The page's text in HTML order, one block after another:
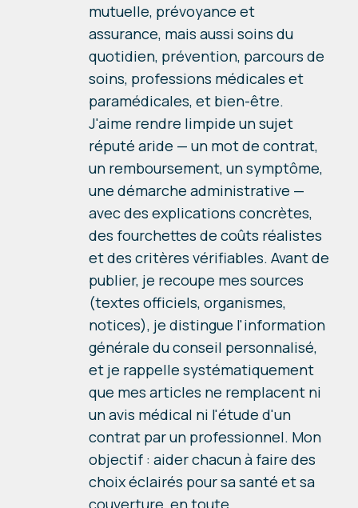
mutuelle, prévoyance et
assurance, mais aussi soins du
quotidien, prévention, parcours de
soins, professions médicales et
paramédicales, et bien-être.
J'aime rendre limpide un sujet
réputé aride — un mot de contrat,
un remboursement, un symptôme,
une démarche administrative —
avec des explications concrètes,
des fourchettes de coûts réalistes
et des critères vérifiables. Avant de
publier, je recoupe mes sources
(textes officiels, organismes,
notices), je distingue l'information
générale du conseil personnalisé,
et je rappelle systématiquement
que mes articles ne remplacent ni
un avis médical ni l'étude d'un
contrat par un professionnel. Mon
objectif : aider chacun à faire des
choix éclairés pour sa santé et sa